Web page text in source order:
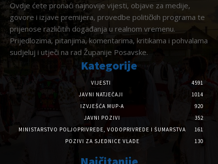
Ovdje ćete pronaći najnovije vijesti, objave za medije,
govore i izjave premijera, provedbe političkih programa te
prijenose različitih događanja u realnom vremenu.
Prijedlozima, pitanjima, komentarima, kritikama i pohvalama
sudjeluj i utječi na rad Županije Posavske.
Kategorije
VIJESTI
4591
JAVNI NATJEČAJI
1014
IZVJEŠĆA MUP-A
920
JAVNI POZIVI
352
MINISTARSTVO POLJOPRIVREDE, VODOPRIVREDE I ŠUMARSTVA
161
POZIVI ZA SJEDNICE VLADE
130